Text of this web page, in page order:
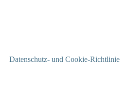
Datenschutz- und Cookie-Richtlinie